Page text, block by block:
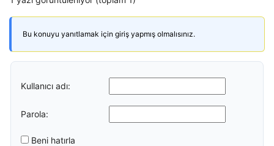
Bu konuyu yanıtlamak için giriş yapmış olmalısınız.
Kullanıcı adı:
Parola:
Beni hatırla